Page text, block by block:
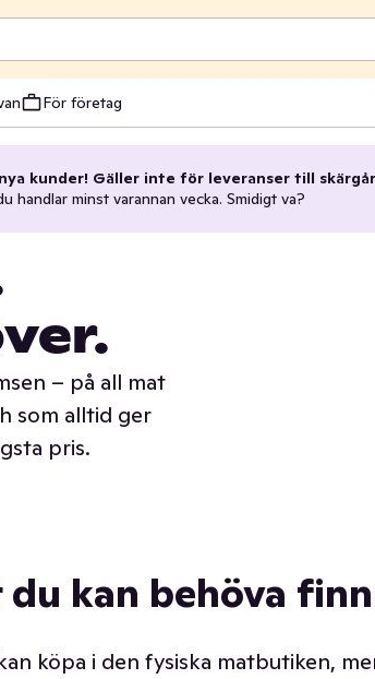
För företag
kunder! Gäller inte för leveranser till
handlar minst varannan vecka. Smidigt va?
– på all mat
som alltid ger
pris.
kan behöva
köpa i den fysiska matbutiken,